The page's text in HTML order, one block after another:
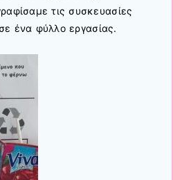
τις συσκευασίες
ένα φύλλο εργασίας.